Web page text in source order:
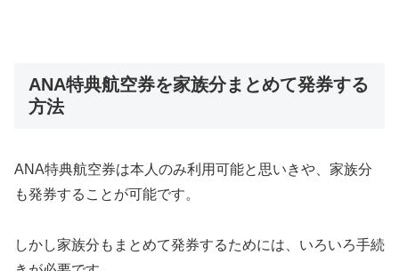
ANA特典航空券を家族分まとめて発券する
方法
ANA特典航空券は本人のみ利用可能と思いきや、家族分
も発券することが可能です。
しかし家族分もまとめて発券するためには、いろいろ手続